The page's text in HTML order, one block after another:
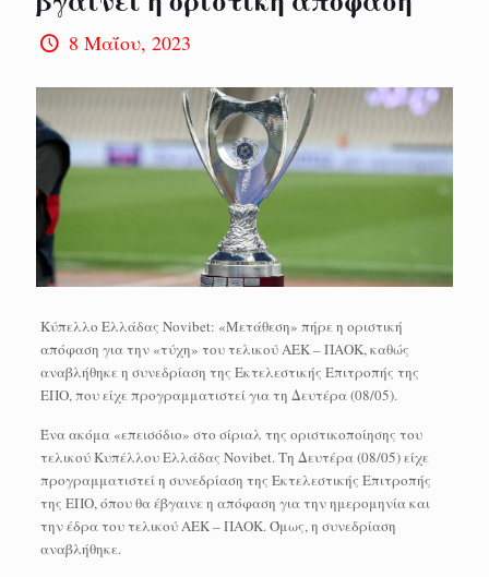
8 Μαΐου, 2023
Κύπελλο Ελλάδας Novibet: «Μετάθεση» πήρε η οριστική
απόφαση για την «τύχη» του τελικού ΑΕΚ – ΠΑΟΚ, καθώς
αναβλήθηκε η συνεδρίαση της Εκτελεστικής Επιτροπής της
ΕΠΟ, που είχε προγραμματιστεί για τη Δευτέρα (08/05).
Ένα ακόμα «επεισόδιο» στο σίριαλ της οριστικοποίησης του
τελικού Κυπέλλου Ελλάδας Novibet. Τη Δευτέρα (08/05) είχε
προγραμματιστεί η συνεδρίαση της Εκτελεστικής Επιτροπής
της ΕΠΟ, όπου θα έβγαινε η απόφαση για την ημερομηνία και
την έδρα του τελικού ΑΕΚ – ΠΑΟΚ. Όμως, η συνεδρίαση
αναβλήθηκε.